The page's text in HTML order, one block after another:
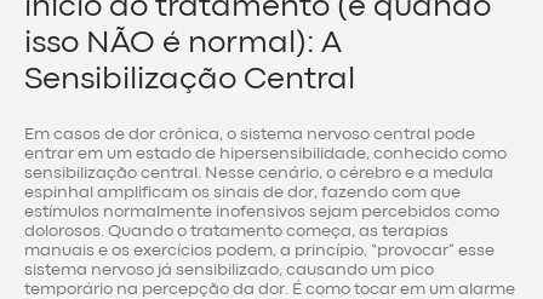
início do tratamento (e quando
isso NÃO é normal): A
Sensibilização Central
Em casos de dor crônica, o sistema nervoso central pode
entrar em um estado de hipersensibilidade, conhecido como
sensibilização central. Nesse cenário, o cérebro e a medula
espinhal amplificam os sinais de dor, fazendo com que
estímulos normalmente inofensivos sejam percebidos como
dolorosos. Quando o tratamento começa, as terapias
manuais e os exercícios podem, a princípio, “provocar” esse
sistema nervoso já sensibilizado, causando um pico
temporário na percepção da dor. É como tocar em um alarme